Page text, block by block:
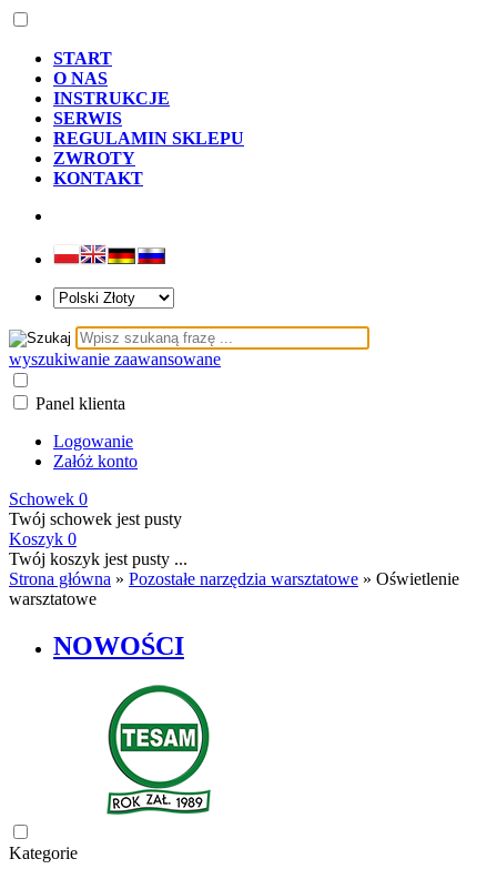
START
O NAS
INSTRUKCJE
SERWIS
REGULAMIN SKLEPU
ZWROTY
KONTAKT
wyszukiwanie zaawansowane
Panel klienta
Logowanie
Załóż konto
Schowek 0
Twój schowek jest pusty
Koszyk 0
Twój koszyk jest pusty ...
Strona główna » Pozostałe narzędzia warsztatowe » Oświetlenie
warsztatowe
NOWOŚCI
Kategorie